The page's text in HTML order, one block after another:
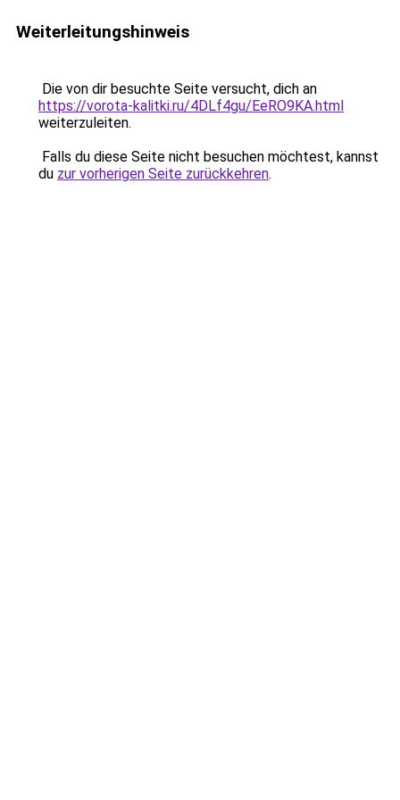
Weiterleitungshinweis
Die von dir besuchte Seite versucht, dich an
https://vorota-kalitki.ru/4DLf4gu/EeRO9KA.html
weiterzuleiten.
Falls du diese Seite nicht besuchen möchtest, kannst
du zur vorherigen Seite zurückkehren.